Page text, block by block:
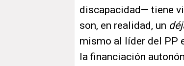
discapacidad— tiene
son, en realidad, un
mismo al líder del PP
la financiación